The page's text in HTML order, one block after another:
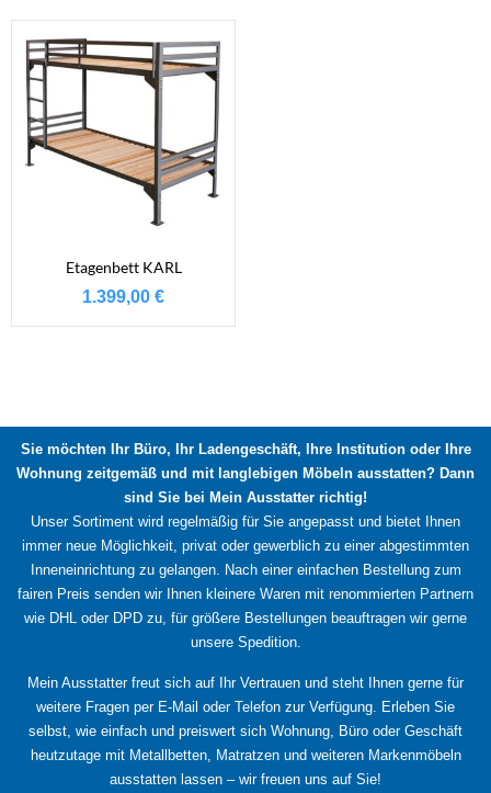
Etagenbett KARL
1.399,00€
Dieses
Optionen
können
auf
der
Produktseite
werden
Sie möchten Ihr Büro, Ihr Ladengeschäft, Ihre Institution oder Ihre
Wohnung zeitgemäß und mit langlebigen Möbeln ausstatten? Dann
sind Sie bei Mein Ausstatter richtig!
Unser Sortiment wird regelmäßig für Sie angepasst und bietet Ihnen
immer neue Möglichkeit, privat oder gewerblich zu einer abgestimmten
Inneneinrichtung zu gelangen. Nach einer einfachen Bestellung zum
fairen Preis senden wir Ihnen kleinere Waren mit renommierten Partnern
wie DHL oder DPD zu, für größere Bestellungen beauftragen wir gerne
unsere Spedition.
Mein Ausstatter freut sich auf Ihr Vertrauen und steht Ihnen gerne für
weitere Fragen per E-Mail oder Telefon zur Verfügung. Erleben Sie
selbst, wie einfach und preiswert sich Wohnung, Büro oder Geschäft
heutzutage mit Metallbetten, Matratzen und weiteren Markenmöbeln
ausstatten lassen – wir freuen uns auf Sie!